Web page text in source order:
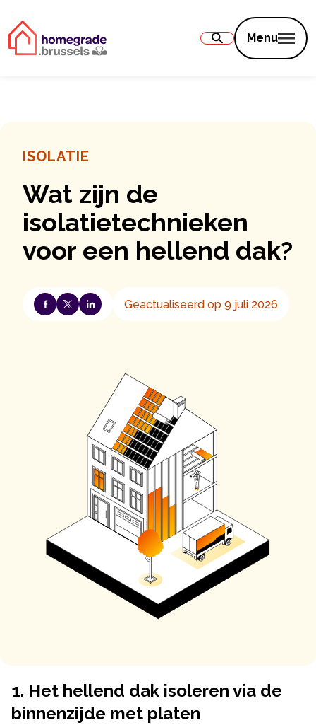
Menu
ISOLATIE
Wat zijn de
isolatietechnieken
voor een hellend dak?
Geactualiseerd op 9 juli 2026
1. Het hellend dak isoleren via de
binnenzijde met platen